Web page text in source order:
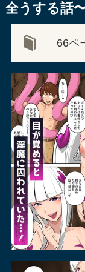
全うする話
66ペ